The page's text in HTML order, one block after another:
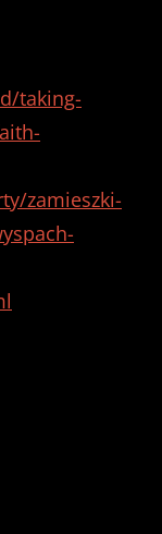
taking-
zamieszki-